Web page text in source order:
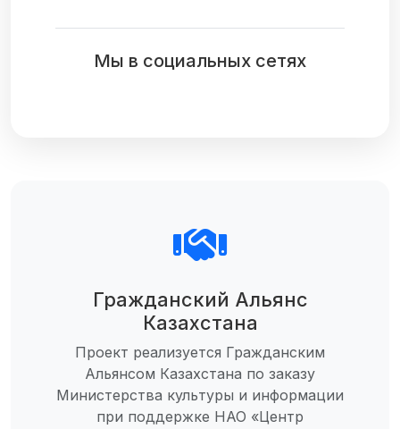
Мы в социальных сетях
Гражданский Альянс
Казахстана
Проект реализуется Гражданским
Альянсом Казахстана по заказу
Министерства культуры и информации
при поддержке НАО «Центр